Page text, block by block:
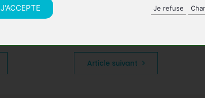
J'ACCEPTE Je refuse
Article suivant